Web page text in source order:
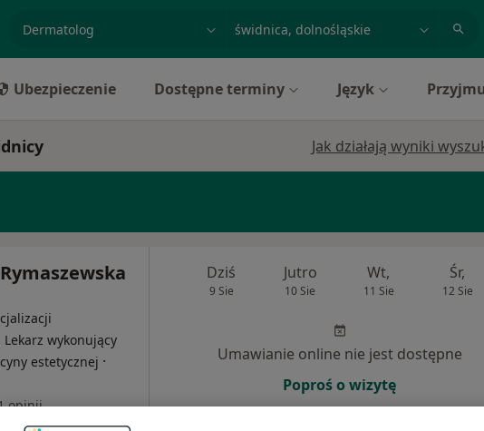
specjalizacja, badanie lub nazwiskomiasto lub dzielnica
Ubezpieczenie Dostępne terminy Język
Jak działają wyniki
wykonujący
estetycznej ·
opinii
Dziś
9 Sie
Jutro
10 Sie
Wt,
11 Sie
Śr,
12 Sie
Umawianie online nie jest dostępne
Poproś o wizytę